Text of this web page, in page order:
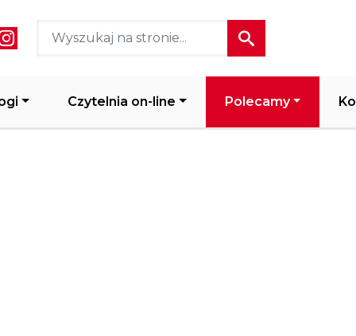
media header
Czytelnia on-line Polecamy